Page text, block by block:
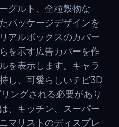
グルト、全粒穀物な
パッケージデザインを
アルボックスのカバー
を示す広告カバーを作
を表示します。キャラ
し、可愛らしいチビ3D
ングされる必要があり
、キッチン、スーパー
マリストのディスプレ